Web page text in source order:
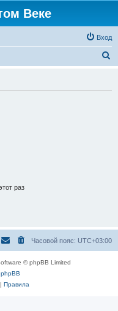
Веке
Вход
раз
Часовой пояс: UTC+03:00
© phpBB Limited
Правила